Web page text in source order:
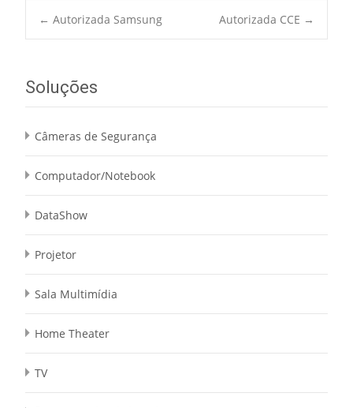
Post
navigation
← Autorizada Samsung Autorizada CCE →
Soluções
Câmeras de Segurança
Computador/Notebook
DataShow
Projetor
Sala Multimídia
Home Theater
TV